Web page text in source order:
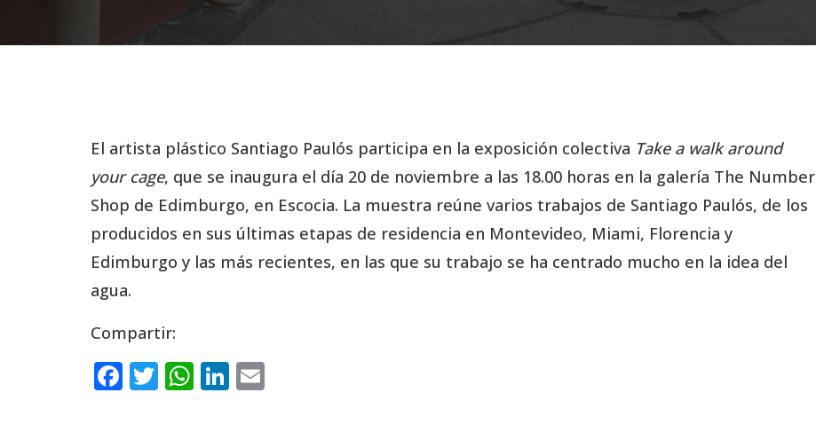
El artista plástico Santiago Paulós participa en la exposición colectiva Take a walk around
your cage, que se inaugura el día 20 de noviembre a las 18.00 horas en la galería The Number
Shop de Edimburgo, en Escocia. La muestra reúne varios trabajos de Santiago Paulós, de los
producidos en sus últimas etapas de residencia en Montevideo, Miami, Florencia y
Edimburgo y las más recientes, en las que su trabajo se ha centrado mucho en la idea del
agua.
Compartir:
F T W Li